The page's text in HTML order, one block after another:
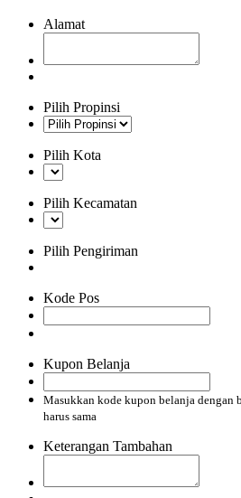
Alamat
Pilih Propinsi
Pilih Kota
Pilih Kecamatan
Pilih Pengiriman
Kode Pos
Kupon Belanja
Masukkan kode kupon belanja dengan
harus sama
Keterangan Tambahan